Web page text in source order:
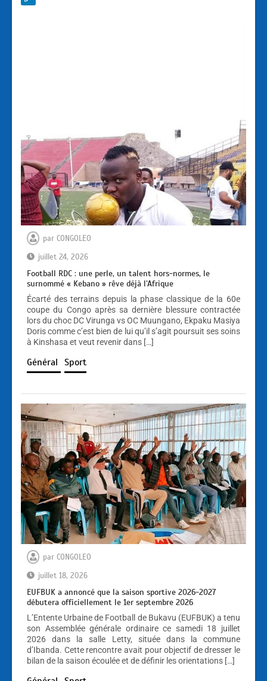
par CONGOLEO
juillet 24, 2026
Football RDC : une perle, un talent hors-normes, le
surnommé « Kebano » rêve déjà l’Afrique
Écarté des terrains depuis la phase classique de la 60e
coupe du Congo après sa dernière blessure contractée
lors du choc DC Virunga vs OC Muungano, Ekpaku Masiya
Doris comme c’est bien de lui qu’il s’agit poursuit ses soins
à Kinshasa et veut revenir dans […]
Général Sport
par CONGOLEO
juillet 18, 2026
EUFBUK a annoncé que la saison sportive 2026-2027
débutera officiellement le 1er septembre 2026
L’Entente Urbaine de Football de Bukavu (EUFBUK) a tenu
son Assemblée générale ordinaire ce samedi 18 juillet
2026 dans la salle Letty, située dans la commune
d’Ibanda. Cette rencontre avait pour objectif de dresser le
bilan de la saison écoulée et de définir les orientations […]